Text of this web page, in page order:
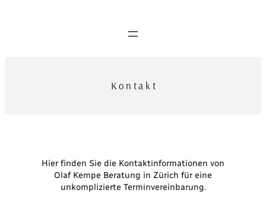
K o n t a k t
Hier finden Sie die Kontaktinformationen von
Olaf Kempe Beratung in Zürich für eine
unkomplizierte Terminvereinbarung.